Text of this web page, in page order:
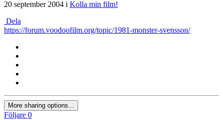
20 september 2004 i Kolla min film!
Dela
https://forum.voodoofilm.org/topic/1981-monster-svensson/
More sharing options...
Följare 0